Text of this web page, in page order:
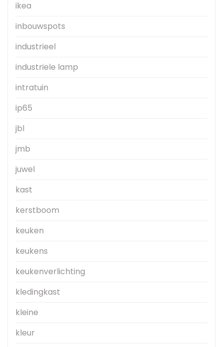
ikea
inbouwspots
industrieel
industriele lamp
intratuin
ip65
jbl
jmb
juwel
kast
kerstboom
keuken
keukens
keukenverlichting
kledingkast
kleine
kleur